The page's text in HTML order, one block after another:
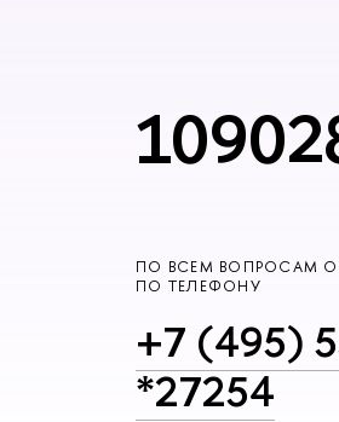
ПО ВСЕМ ВОПРОСАМ
ПО ТЕЛЕФОНУ
+7 (495)
*27254